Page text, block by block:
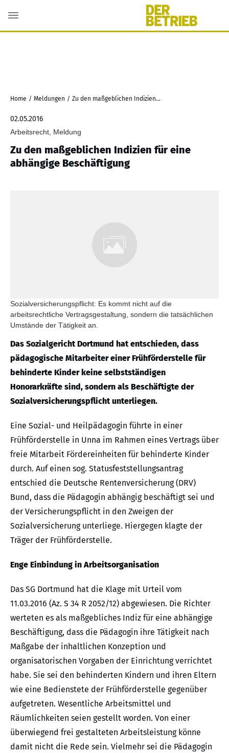
Home / Meldungen / Zu den maßgeblichen Indizien für eine abhängige Beschäftigung
02.05.2016
Arbeitsrecht, Meldung
Zu den maßgeblichen Indizien für eine
abhängige Beschäftigung
Sozialversicherungspflicht: Es kommt nicht auf die
arbeitsrechtliche Vertragsgestaltung, sondern die tatsächlichen
Umstände der Tätigkeit an.
Das Sozialgericht Dortmund hat entschieden, dass
pädagogische Mitarbeiter einer Frühförderstelle für
behinderte Kinder keine selbstständigen
Honorarkräfte sind, sondern als Beschäftigte der
Sozialversicherungspflicht unterliegen.
Eine Sozial- und Heilpädagogin führte in einer
Frühförderstelle in Unna im Rahmen eines Vertrags über
freie Mitarbeit Fördereinheiten für behinderte Kinder
durch. Auf einen sog. Statusfeststellungsantrag
entschied die Deutsche Rentenversicherung (DRV)
Bund, dass die Pädagogin abhängig beschäftigt sei und
der Versicherungspflicht in den Zweigen der
Sozialversicherung unterliege. Hiergegen klagte der
Träger der Frühförderstelle.
Enge Einbindung in Arbeitsorganisation
Das SG Dortmund hat die Klage mit Urteil vom
11.03.2016 (Az. S 34 R 2052/12) abgewiesen. Die Richter
werteten es als maßgebliches Indiz für eine abhängige
Beschäftigung, dass die Pädagogin ihre Tätigkeit nach
Maßgabe der inhaltlichen Konzeption und
organisatorischen Vorgaben der Einrichtung verrichtet
habe. Sie sei den behinderten Kindern und ihren Eltern
wie eine Bedienstete der Frühförderstelle gegenüber
aufgetreten. Wesentliche Arbeitsmittel und
Räumlichkeiten seien gestellt worden. Von einer
überwiegend frei gestalteten Arbeitsleistung könne
damit nicht die Rede sein. Vielmehr sei die Pädagogin